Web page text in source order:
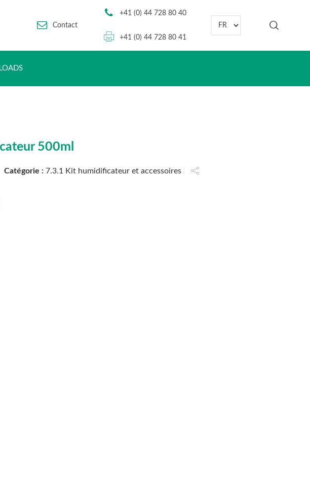
Contact
+41 (0) 44 728 80 40
+41 (0) 44 728 80 41
500ml
Catégorie :7.3.1 Kit humidificateur et accessoires